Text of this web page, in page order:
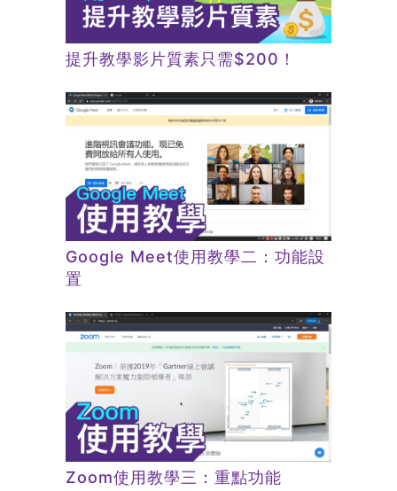
提升教學影片質素只需$200！
Google Meet使用教學二：功能設
置
Zoom使用教學三：重點功能